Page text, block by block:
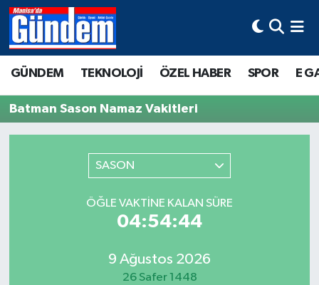
GÜNDEM TEKNOLOJİ ÖZEL HABER SPOR E
Batman Sason Namaz Vakitleri
SASON
ÖĞLE VAKTINE KALAN SÜRE
04:54:44
9 Ağustos 2026
26 Safer 1448
Manisa Hava Durumu
Süper Lig Puan Durumu ve Fikstür
Tüm Manşetler
Son Dakika Haberleri